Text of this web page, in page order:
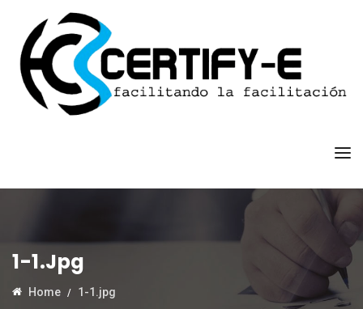
1-1.jpg
Home 1-1.jpg